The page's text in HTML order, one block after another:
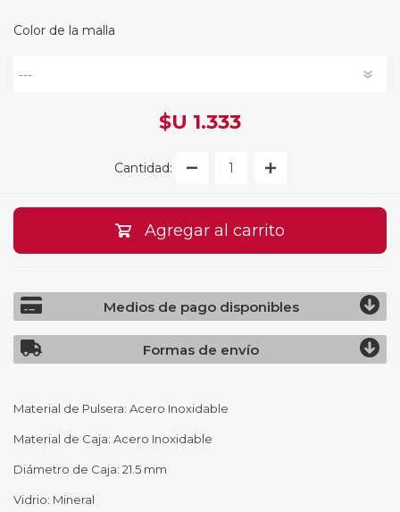
Color de la malla
$U 1.333
Cantidad:
Agregar al carrito
Medios de pago disponibles
Formas de envío
Material de Pulsera: Acero Inoxidable
Material de Caja: Acero Inoxidable
Diámetro de Caja: 21.5 mm
Vidrio: Mineral